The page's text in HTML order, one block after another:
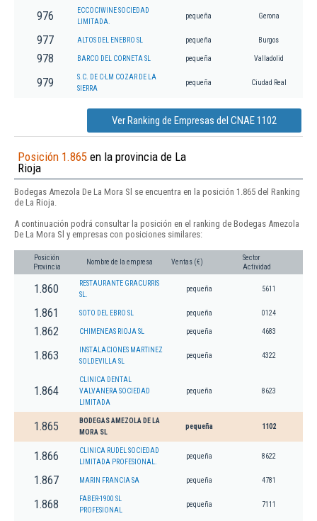
976
ECCOCIWINE SOCIEDAD
LIMITADA.
pequeña Gerona
977 ALTOS DEL ENEBRO SL pequeña Burgos
978 BARCO DEL CORNETA SL pequeña Valladolid
979
S.C. DE C-LM COZAR DE LA
SIERRA
pequeña Ciudad Real
Ver Ranking de Empresas del CNAE 1102
Posición 1.865 en la provincia de La
Rioja
Bodegas Amezola De La Mora Sl se encuentra en la posición 1.865 del Ranking
de La Rioja.
A continuación podrá consultar la posición en el ranking de Bodegas Amezola
De La Mora Sl y empresas con posiciones similares:
Posición
Provincia
Nombre de la empresa Ventas (€)
Sector
Actividad
1.860
RESTAURANTE GRACURRIS
SL.
pequeña 5611
1.861 SOTO DEL EBRO SL pequeña 0124
1.862 CHIMENEAS RIOJA SL pequeña 4683
1.863
INSTALACIONES MARTINEZ
SOLDEVILLA SL
pequeña 4322
1.864
CLINICA DENTAL
VALVANERA SOCIEDAD
LIMITADA
pequeña 8623
1.865
BODEGAS AMEZOLA DE LA
MORA SL
pequeña 1102
1.866
CLINICA RUDEL SOCIEDAD
LIMITADA PROFESIONAL.
pequeña 8622
1.867 MARIN FRANCIA SA pequeña 4781
1.868
FABER-1900 SL
PROFESIONAL
pequeña 7111